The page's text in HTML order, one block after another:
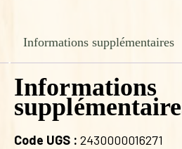
Informations supplémentaires
Informations
Code UGS : 2430000016271